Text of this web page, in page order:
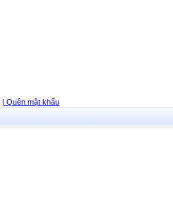
| Quên mật khẩu